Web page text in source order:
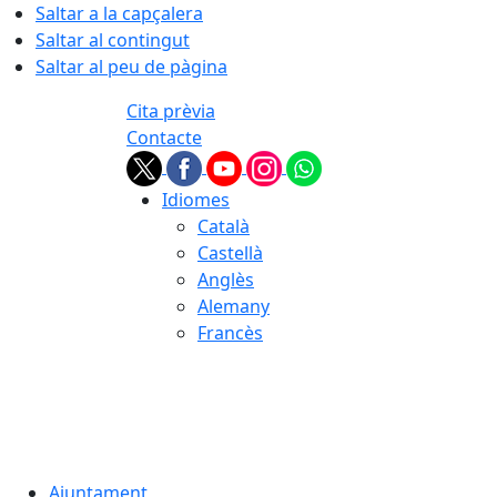
Saltar a la capçalera
Saltar al contingut
Saltar al peu de pàgina
Cita prèvia
Contacte
Idiomes
Català
Castellà
Anglès
Alemany
Francès